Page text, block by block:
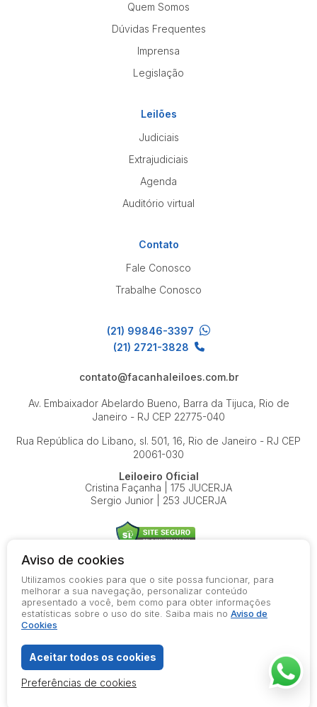
Quem Somos
Dúvidas Frequentes
Imprensa
Legislação
Leilões
Judiciais
Extrajudiciais
Agenda
Auditório virtual
Contato
Fale Conosco
Trabalhe Conosco
(21) 99846-3397
(21) 2721-3828
contato@facanhaleiloes.com.br
Av. Embaixador Abelardo Bueno, Barra da Tijuca, Rio de
Janeiro - RJ CEP 22775-040
Rua República do Libano, sl. 501, 16, Rio de Janeiro - RJ CEP
20061-030
Leiloeiro Oficial
Cristina Façanha | 175 JUCERJA
Sergio Junior | 253 JUCERJA
© 2026-present - Todos os direitos reservados
Política de Privacidade
Termos de Uso
Aviso de cookies
Utilizamos cookies para que o site possa funcionar, para
melhorar a sua navegação, personalizar conteúdo
apresentado a você, bem como para obter informações
estatísticas sobre o uso do site. Saiba mais no Aviso de
Cookies
Aceitar todos os cookies
Preferências de cookies